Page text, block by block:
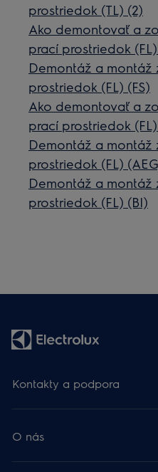
prostriedok (TL) (2)
Ako demontovať a
prací prostriedok
Demontáž a montáž
prostriedok (FL) (FS)
Ako demontovať a
prací prostriedok
Demontáž a montáž
prostriedok (FL)
Demontáž a montáž
prostriedok (FL) (BI)
Kontakty a podpora
O nás